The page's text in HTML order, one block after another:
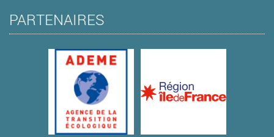
PARTENAIRES